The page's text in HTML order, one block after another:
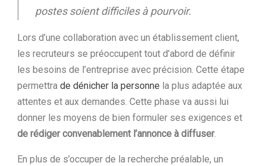
postes soient difficiles à pourvoir.
Lors d’une collaboration avec un établissement client,
les recruteurs se préoccupent tout d’abord de définir
les besoins de l’entreprise avec précision. Cette étape
permettra de dénicher la personne la plus adaptée aux
attentes et aux demandes. Cette phase va aussi lui
donner les moyens de bien formuler ses exigences et
de rédiger convenablement l’annonce à diffuser.
En plus de s’occuper de la recherche préalable, un